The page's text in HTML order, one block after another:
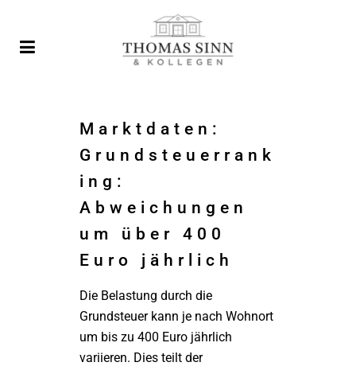
Marktdaten:
Grundsteuerrank
ing:
Abweichungen
um über 400
Euro jährlich
Die Belastung durch die
Grundsteuer kann je nach Wohnort
um bis zu 400 Euro jährlich
variieren. Dies teilt der